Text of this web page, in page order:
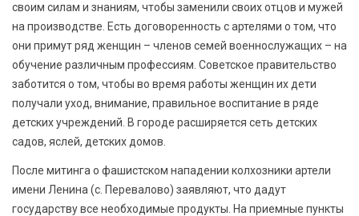
своим силам и знаниям, чтобы заменили своих отцов и мужей
на производстве. Есть договоренность с артелями о том, что
они примут ряд женщин – членов семей военнослужащих – на
обучение различным профессиям. Советское правительство
заботится о том, чтобы во время работы женщин их дети
получали уход, внимание, правильное воспитание в ряде
детских учреждений. В городе расширяется сеть детских
садов, яслей, детских домов.
После митинга о фашистском нападении колхозники артели
имени Ленина (с. Перевалово) заявляют, что дадут
государству все необходимые продукты. На приемные пункты